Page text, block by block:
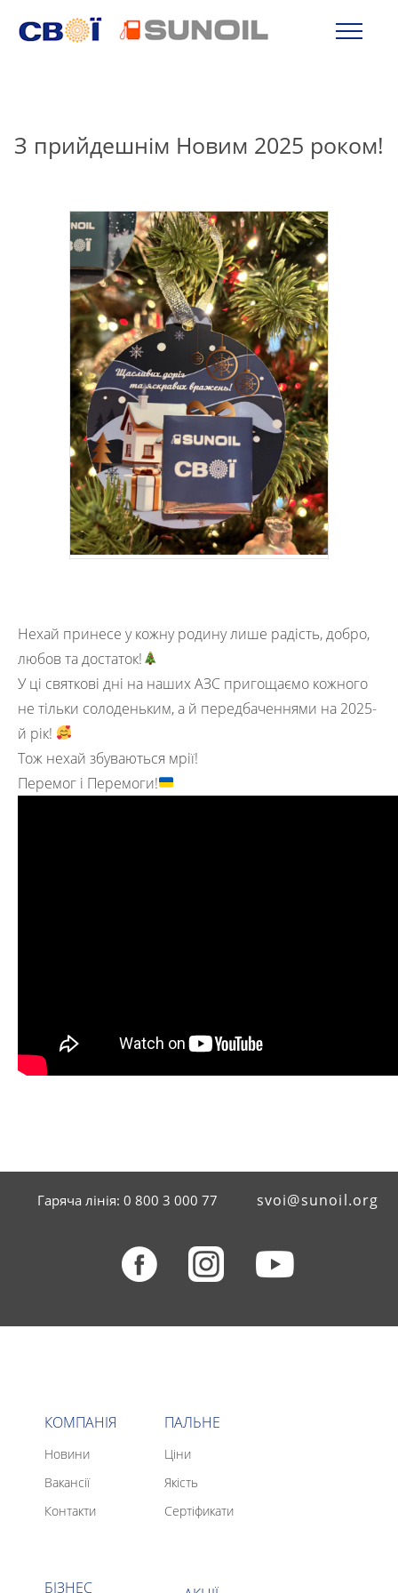
З прийдешнім Новим 2025 роком!
Нехай принесе у кожну родину лише радість, добро,
любов та достаток!
У ці святкові дні на наших АЗС пригощаємо кожного
не тільки солоденьким, а й передбаченнями на 2025-
й рік!
Тож нехай збуваються мрії!
Перемог і Перемоги!
Гаряча лінія: 0 800 3 000 77 svoi@sunoil.org
КОМПАНІЯ
Новини
Вакансії
Контакти
ПАЛЬНЕ
Ціни
Якість
Сертіфикати
БІЗНЕС